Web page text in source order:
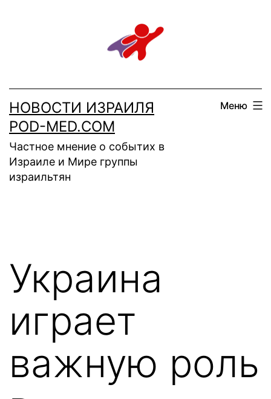
НОВОСТИ ИЗРАИЛЯ
POD-MED.COM
Частное мнение о событих в
Израиле и Мире группы
израильтян
Меню
Украина
играет
важную роль